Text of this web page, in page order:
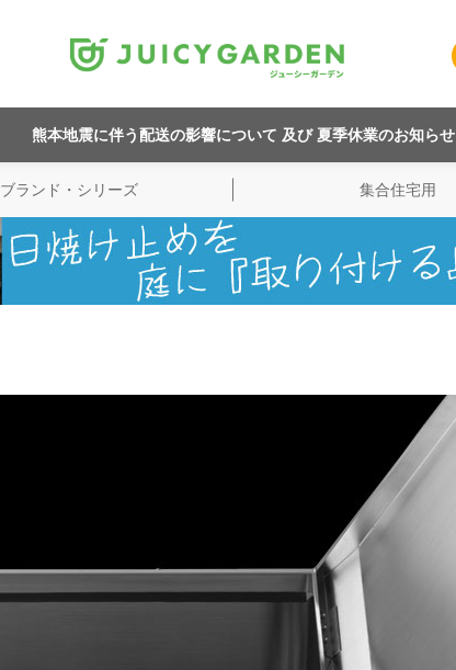
熊本地震に伴う配送の影響について 及び 夏季休業のお知らせ
ブランド・シリーズ 集合住宅用